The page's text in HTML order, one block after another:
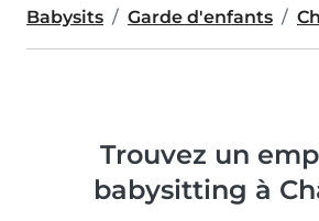
Babysits Garde d'enfants
Trouvez un
babysitting à